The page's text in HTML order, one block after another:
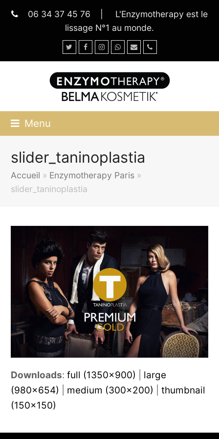
06 34 37 45 76
L'Enzymotherapy est le
lissage N°1 au monde.
TwitterFacebookInstagramWhatsapp
Email
Menu
slider_taninoplastia
Accueil » Enzymotherapy Paris »
slider_taninoplastia
Downloads:full (1350x900)
large
(980x654)
medium (300x200) |thumbnail
(150x150)